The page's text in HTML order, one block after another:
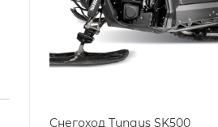
Снегоход Tungus SK500